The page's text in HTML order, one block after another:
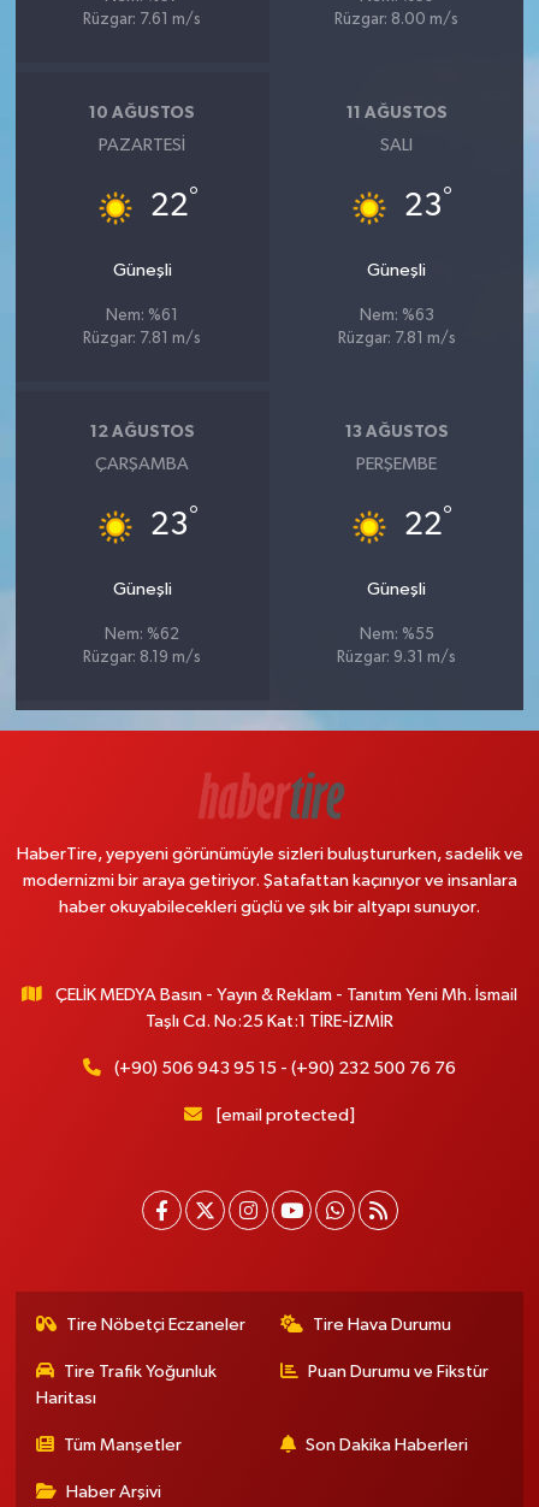
Rüzgar: 7.61 m/s
Rüzgar: 8.00 m/s
10 AĞUSTOS
PAZARTESI
22°
Güneşli
Nem: %61
Rüzgar: 7.81 m/s
11 AĞUSTOS
SALI
23°
Güneşli
Nem: %63
Rüzgar: 7.81 m/s
12 AĞUSTOS
ÇARŞAMBA
23°
Güneşli
Nem: %62
Rüzgar: 8.19 m/s
13 AĞUSTOS
PERŞEMBE
22°
Güneşli
Nem: %55
Rüzgar: 9.31 m/s
HaberTire, yepyeni görünümüyle sizleri buluştururken, sadelik ve
modernizmi bir araya getiriyor. Şatafattan kaçınıyor ve insanlara
haber okuyabilecekleri güçlü ve şık bir altyapı sunuyor.
ÇELİK MEDYA Basın - Yayın & Reklam - Tanıtım Yeni Mh. İsmail
Taşlı Cd. No:25 Kat:1 TİRE-İZMİR
(+90) 506 943 95 15 - (+90) 232 500 76 76
[email protected]
Tire Nöbetçi Eczaneler Tire Hava Durumu
Tire Trafik Yoğunluk
Haritası
Puan Durumu ve Fikstür
Tüm Manşetler Son Dakika Haberleri
Haber Arşivi